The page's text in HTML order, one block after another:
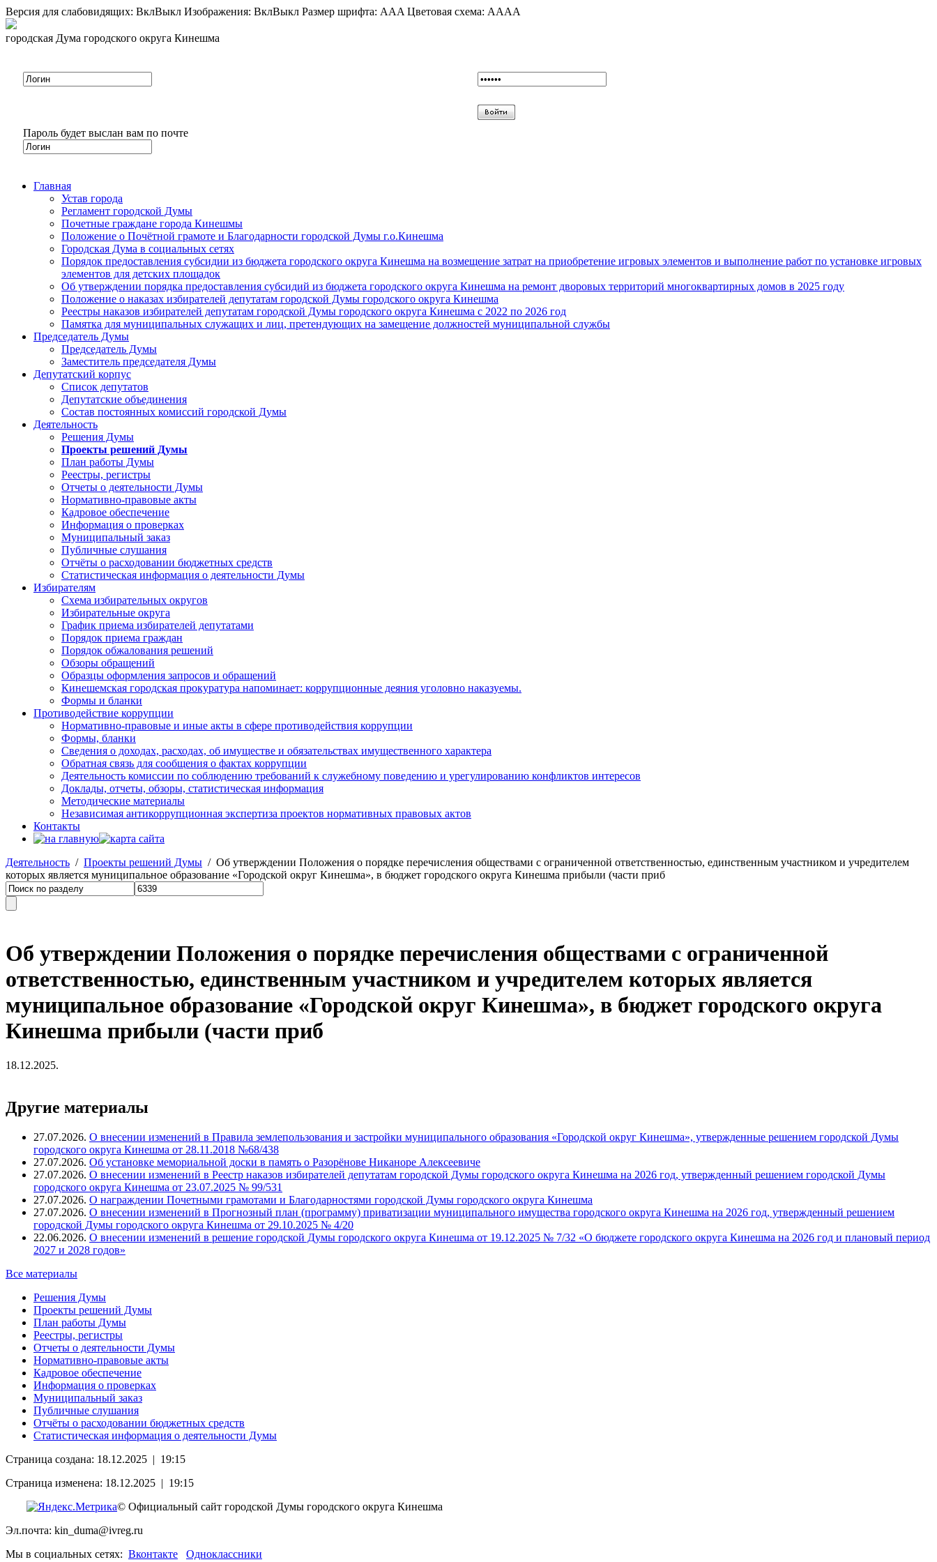
Версия для слабовидящих: ВклВыкл Изображения: ВклВыкл Размер шрифта: AAA Цветовая схема: AAAA
городская Дума городского округа Кинешма
Пароль будет выслан вам по почте
Главная
Устав города
Регламент городской Думы
Почетные граждане города Кинешмы
Положение о Почётной грамоте и Благодарности городской Думы г.о.Кинешма
Городская Дума в социальных сетях
Порядок предоставления субсидии из бюджета городского округа Кинешма на возмещение затрат на приобретение игровых элементов и выполнение работ по установке игровых
элементов для детских площадок
Об утверждении порядка предоставления субсидий из бюджета городского округа Кинешма на ремонт дворовых территорий многоквартирных домов в 2025 году
Положение о наказах избирателей депутатам городской Думы городского округа Кинешма
Реестры наказов избирателей депутатам городской Думы городского округа Кинешма с 2022 по 2026 год
Памятка для муниципальных служащих и лиц, претендующих на замещение должностей муниципальной службы
Председатель Думы
Председатель Думы
Заместитель председателя Думы
Депутатский корпус
Список депутатов
Депутатские объединения
Состав постоянных комиссий городской Думы
Деятельность
Решения Думы
Проекты решений Думы
План работы Думы
Реестры, регистры
Отчеты о деятельности Думы
Нормативно-правовые акты
Кадровое обеспечение
Информация о проверках
Муниципальный заказ
Публичные слушания
Отчёты о расходовании бюджетных средств
Статистическая информация о деятельности Думы
Избирателям
Схема избирательных округов
Избирательные округа
График приема избирателей депутатами
Порядок приема граждан
Порядок обжалования решений
Обзоры обращений
Образцы оформления запросов и обращений
Кинешемская городская прокуратура напоминает: коррупционные деяния уголовно наказуемы.
Формы и бланки
Противодействие коррупции
Нормативно-правовые и иные акты в сфере противодействия коррупции
Формы, бланки
Сведения о доходах, расходах, об имуществе и обязательствах имущественного характера
Обратная связь для сообщения о фактах коррупции
Деятельность комиссии по соблюдению требований к служебному поведению и урегулированию конфликтов интересов
Доклады, отчеты, обзоры, статистическая информация
Методические материалы
Независимая антикоррупционная экспертиза проектов нормативных правовых актов
Контакты
Деятельность / Проекты решений Думы / Об утверждении Положения о порядке перечисления обществами с ограниченной ответственностью, единственным участником и учредителем
которых является муниципальное образование «Городской округ Кинешма», в бюджет городского округа Кинешма прибыли (части приб
Об утверждении Положения о порядке перечисления обществами с ограниченной
ответственностью, единственным участником и учредителем которых является
муниципальное образование «Городской округ Кинешма», в бюджет городского округа
Кинешма прибыли (части приб
18.12.2025.
Другие материалы
27.07.2026. О внесении изменений в Правила землепользования и застройки муниципального образования «Городской округ Кинешма», утвержденные решением городской Думы
городского округа Кинешма от 28.11.2018 №68/438
27.07.2026. Об установке мемориальной доски в память о Разорёнове Никаноре Алексеевиче
27.07.2026. О внесении изменений в Реестр наказов избирателей депутатам городской Думы городского округа Кинешма на 2026 год, утвержденный решением городской Думы
городского округа Кинешма от 23.07.2025 № 99/531
27.07.2026. О награждении Почетными грамотами и Благодарностями городской Думы городского округа Кинешма
27.07.2026. О внесении изменений в Прогнозный план (программу) приватизации муниципального имущества городского округа Кинешма на 2026 год, утвержденный решением
городской Думы городского округа Кинешма от 29.10.2025 № 4/20
22.06.2026. О внесении изменений в решение городской Думы городского округа Кинешма от 19.12.2025 № 7/32 «О бюджете городского округа Кинешма на 2026 год и плановый период
2027 и 2028 годов»
Все материалы
Решения Думы
Проекты решений Думы
План работы Думы
Реестры, регистры
Отчеты о деятельности Думы
Нормативно-правовые акты
Кадровое обеспечение
Информация о проверках
Муниципальный заказ
Публичные слушания
Отчёты о расходовании бюджетных средств
Статистическая информация о деятельности Думы
Страница создана: 18.12.2025 | 19:15
Страница изменена: 18.12.2025 | 19:15
© Официальный сайт городской Думы городского округа Кинешма
Эл.почта: kin_duma@ivreg.ru
Мы в социальных сетях: Вконтакте Одноклассники